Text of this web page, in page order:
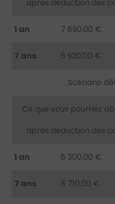
après déduction des
1 an 7 890.00 €
7 ans 6 920.00 €
Scénario
Ce que vous pourriez
après déduction des
1 an 8 300.00 €
7 ans 8 710.00 €